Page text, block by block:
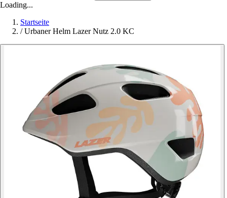
Loading...
Startseite
/ Urbaner Helm Lazer Nutz 2.0 KC